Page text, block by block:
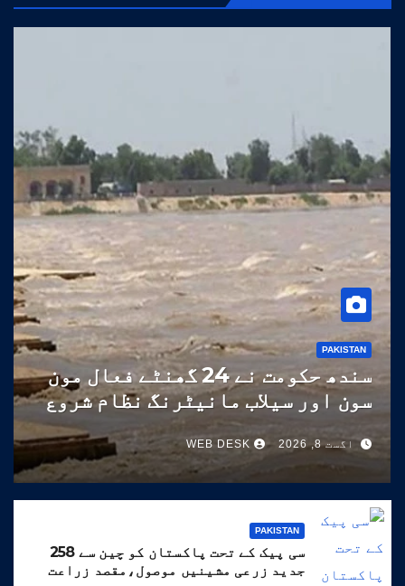
PAKISTAN
سندھ حکومت نے 24 گھنٹے فعال مون
سون اور سیلاب مانیٹرنگ نظام شروع
اگست 8, 2026 WEB DESK
PAKISTAN
سی پیک کے تحت پاکستان کو چین سے 258
جدید زرعی مشینیں موصول،مقصد زراعت